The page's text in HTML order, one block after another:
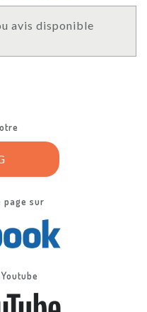
avis disponible
page sur